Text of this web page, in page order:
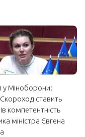
у Міноборони:
ставить
компетентність
міністра Євгена